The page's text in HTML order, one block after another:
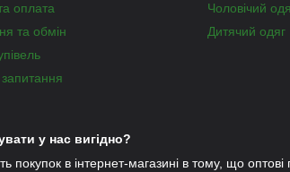
оплата
та обмін
Чоловічий
Дитячий одяг
у нас вигідно?
покупок в інтернет-магазині в тому, що